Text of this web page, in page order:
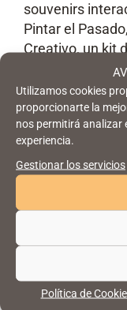
Utilizamos cookies
proporcionarte la
nos permitirá analizar
experiencia.
Gestionar los servicios
Política de
souvenirs
Pintar el
Creativo, un kit
piezas
El premio ha
procedentes de
profesionales.
finalistas y
representantes
los ámbitos de
el diseño y la
de Málaga a
Patrimonio
Gestión de la